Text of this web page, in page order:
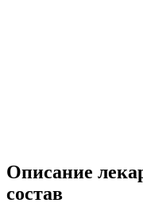
Описание
состав